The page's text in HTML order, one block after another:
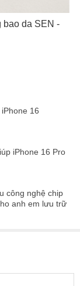
bao da SEN -
16
iPhone 16 Pro
công nghệ chip
anh em lưu trữ